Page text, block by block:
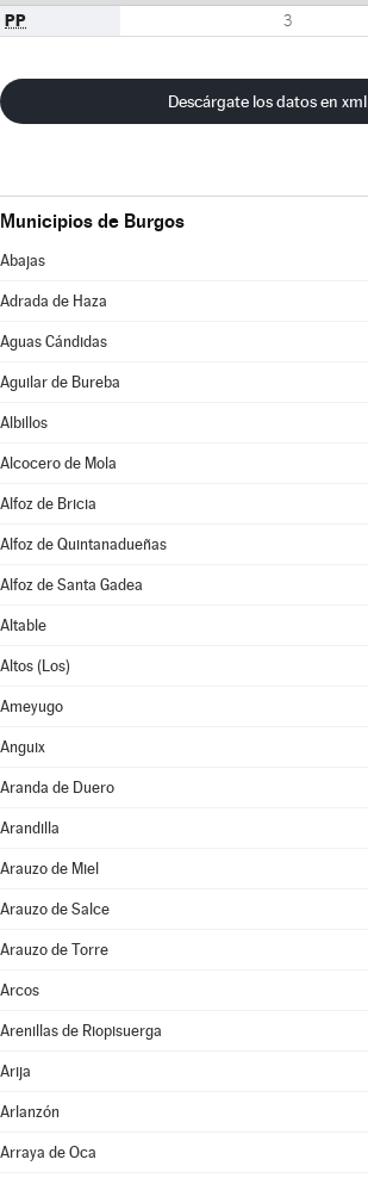
PP 3
Descárgate los datos en xml
Municipios de Burgos
Abajas
Adrada de Haza
Aguas Cándidas
Aguilar de Bureba
Albillos
Alcocero de Mola
Alfoz de Bricia
Alfoz de Quintanadueñas
Alfoz de Santa Gadea
Altable
Altos (Los)
Ameyugo
Anguix
Aranda de Duero
Arandilla
Arauzo de Miel
Arauzo de Salce
Arauzo de Torre
Arcos
Arenillas de Riopisuerga
Arija
Arlanzón
Arraya de Oca